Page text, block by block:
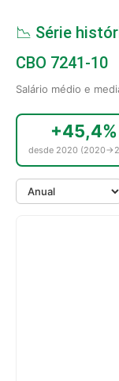
📉 Série
CBO 7241-10
Salário médio e
+45,4%
desde 2020